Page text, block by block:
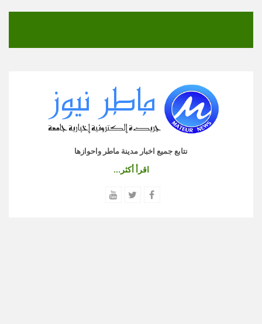
نتابع جميع اخبار مدينة ماطر واحوازها
اقرأ أكثر...